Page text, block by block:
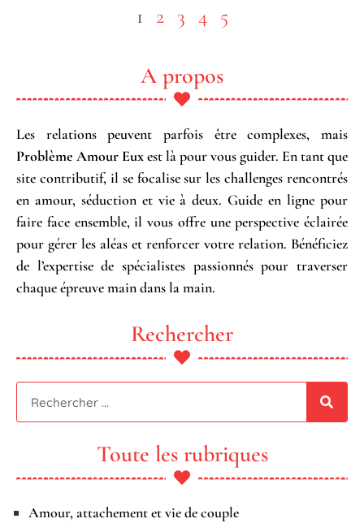
1 2 3 4 5
A propos
Les relations peuvent parfois être complexes, mais
Problème Amour Euxest là pour vous guider. En tant que
site contributif, il se focalise sur les challenges rencontrés
en amour, séduction et vie à deux. Guide en ligne pour
faire face ensemble, il vous offre une perspective éclairée
pour gérer les aléas et renforcer votre relation. Bénéficiez
de l’expertise de spécialistes passionnés pour traverser
chaque épreuve main dans la main.
Rechercher
Toute les rubriques
Amour, attachement et vie de couple